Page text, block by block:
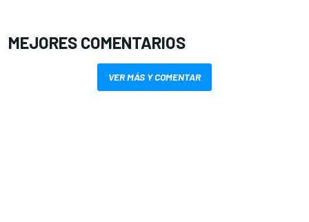
MEJORES COMENTARIOS
VER MÁS Y COMENTAR